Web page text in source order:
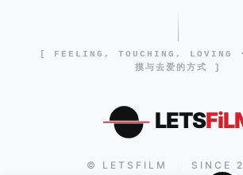
[ FEELING, TOUCHING, LOVING ·
摸与去爱的方式 ]
LETS
© LETSFILM SINCE